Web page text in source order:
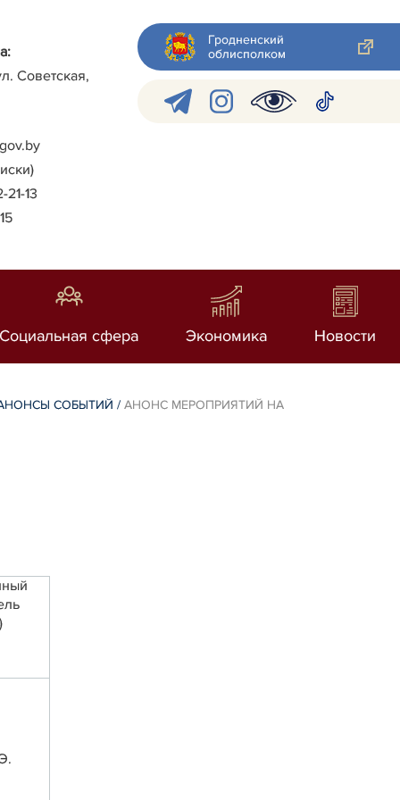
Советская,
21-13
Гродненский
облисполком
Социальная сфера Экономика Новости
СОБЫТИЙ /АНОНС МЕРОПРИЯТИЙ НА